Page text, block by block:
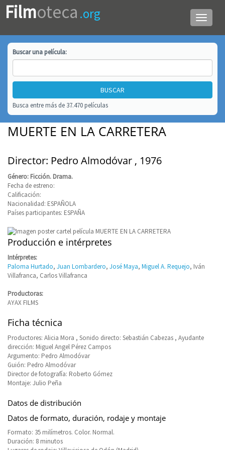
Menú
de
Filmoteca .org
Buscar unapelícula:
Busca entre más de 37.470 películas
MUERTE EN LA CARRETERA
Director: Pedro Almodóvar , 1976
Género: Ficción. Drama.
Fecha de estreno:
Calificación:
Nacionalidad: ESPAÑOLA
Países participantes: ESPAÑA
Producción e intérpretes
Intérpretes:
Paloma Hurtado, Juan Lombardero, José Maya, Miguel A. Requejo, Iván
Villafranca, Carlos Villafranca
Productoras:
AYAX FILMS
Ficha técnica
Productores: Alicia Mora , Sonido directo: Sebastián Cabezas , Ayudante
dirección: Miguel Angel Pérez Campos
Argumento: Pedro Almodóvar
Guión: Pedro Almodóvar
Director de fotografía: Roberto Gómez
Montaje: Julio Peña
Datos de distribución
Datos de formato, duración, rodaje y montaje
Formato: 35 milímetros. Color. Normal.
Duración: 8 minutos